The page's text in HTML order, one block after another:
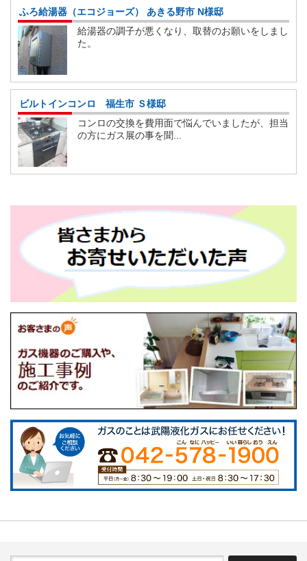
ふろ給湯器（エコジョーズ） あきる野市 N様邸
給湯器の調子が悪くなり、取替のお願いをしまし
た。
ビルトインコンロ 福生市 Ｓ様邸
コンロの交換を費用面で悩んでいましたが、担当
の方にガス展の事を聞...